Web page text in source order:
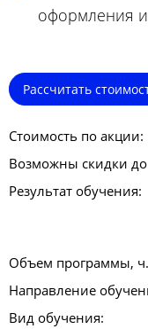
оформления
Рассчитать
Стоимость по акции:
Возможны скидки
Результат обучения:
Объем программы,
Направление
Вид обучения: